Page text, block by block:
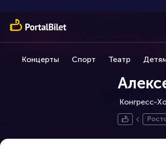
Концерты Спорт Театр
Конгресс-